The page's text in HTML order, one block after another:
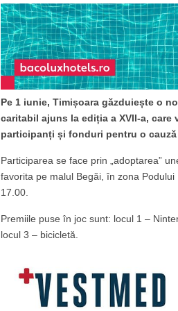
Pe 1 iunie, Timișoara găzduiește o
caritabil ajuns la ediția a XVII-a,
participanți și fonduri pentru o cauză
Participarea se face prin „adoptarea”
favorita pe malul Begăi, în zona
17.00.
Premiile puse în joc sunt: locul 1 –
locul 3 – bicicletă.